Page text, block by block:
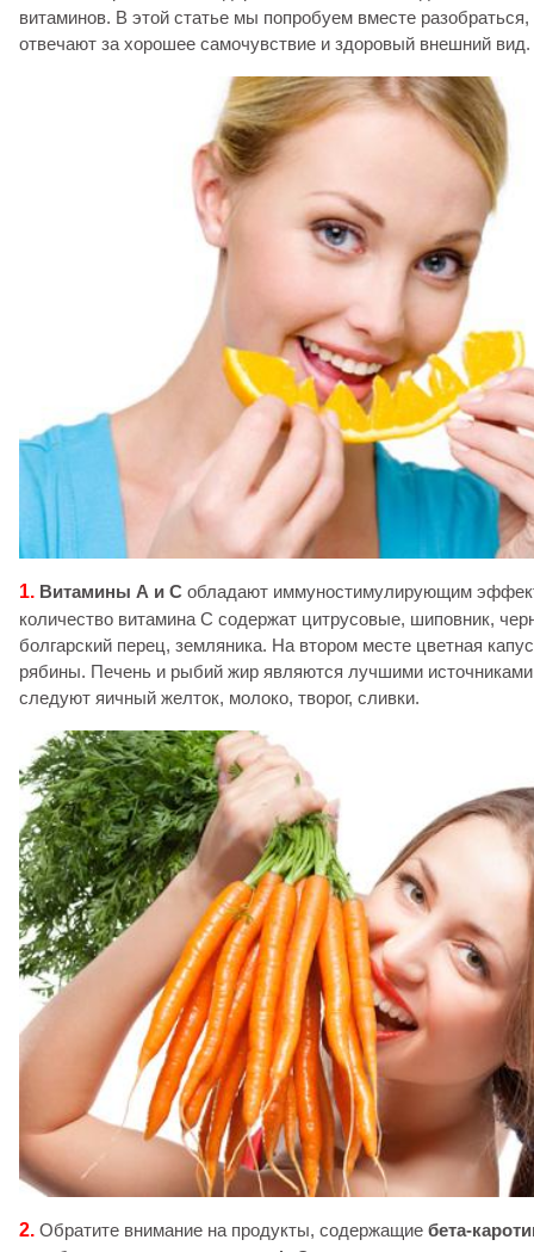
витаминов. В этой статье мы попробуем вместе
отвечают за хорошее самочувствие и здоровый внешний вид.
1. Витамины А и С обладают иммуностимулирующим
количество витамина С содержат цитрусовые, шиповник,
болгарский перец, земляника. На втором месте цветная
рябины. Печень и рыбий жир являются лучшими
следуют яичный желток, молоко, творог, сливки.
2. Обратите внимание на продукты, содержащие бета-